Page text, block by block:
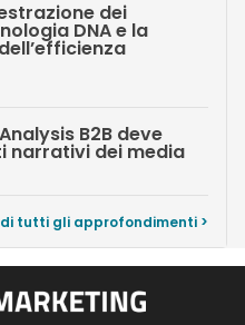
dei
DNA e la
B2B deve
narrativi dei media
tutti gli approfondimenti >